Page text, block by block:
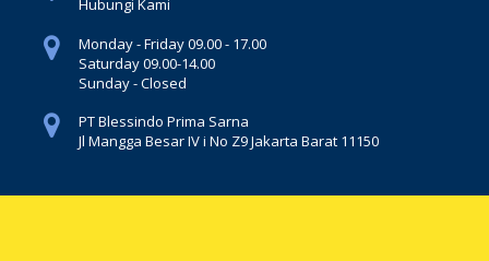
Hubungi Kami
Monday - Friday 09.00 - 17.00
Saturday 09.00-14.00
Sunday - Closed
PT Blessindo Prima Sarna
Jl Mangga Besar IV i No Z9 Jakarta Barat 11150